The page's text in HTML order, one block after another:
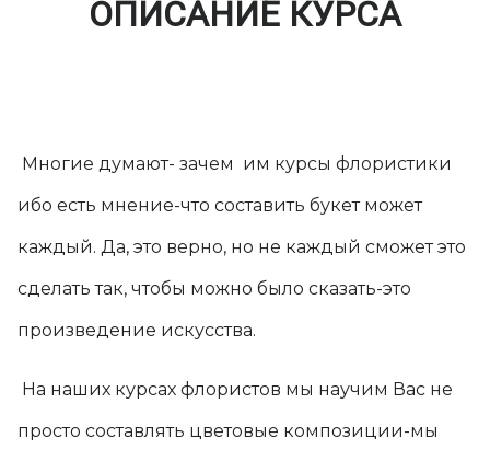
ОПИСАНИЕ КУРСА
Многие думают- зачем им курсы флористики
ибо есть мнение-что составить букет может
каждый. Да, это верно, но не каждый сможет это
сделать так, чтобы можно было сказать-это
произведение искусства.
На наших курсах флористов мы научим Вас не
просто составлять цветовые композиции-мы